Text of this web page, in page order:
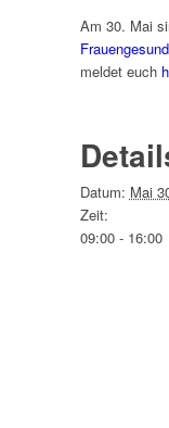
Am 30. Mai
meldet euch
Datum: Mai
Zeit:
09:00 - 16:00